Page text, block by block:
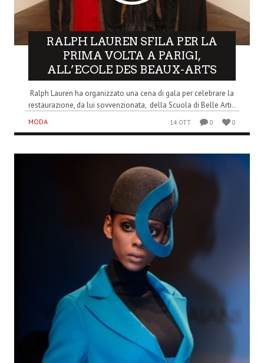
RALPH LAUREN SFILA PER LA
PRIMA VOLTA A PARIGI,
ALL’ECOLE DES BEAUX-ARTS
Ralph Lauren ha organizzato una cena di gala per celebrare la
restaurazione, da lui sovvenzionata, della Scuola di Belle Arti..
MODA 14 OTT 0 0